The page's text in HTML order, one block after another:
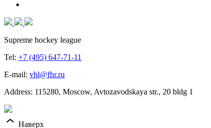
Supreme hockey league
Tel: +7 (495) 647-71-11
E-mail: vhl@fhr.ru
Address: 115280, Moscow, Avtozavodskaya str., 20 bldg 1
Наверх